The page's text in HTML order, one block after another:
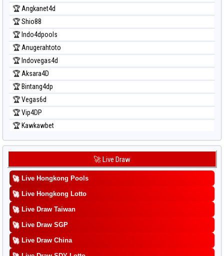
🏆 Angkanet4d
🏆 Shio88
🏆 Indo4dpools
🏆 Anugerahtoto
🏆 Indovegas4d
🏆 Aksara4D
🏆 Bintang4dp
🏆 Vegas6d
🏆 Vip4DP
🏆 Kawkawbet
🚀 Live Draw
🚀 Live Hongkong Pools
🚀 Live Hongkong Lotto
🚀 Live Draw Taiwan
🚀 Live Draw SGP
🚀 Live Draw China